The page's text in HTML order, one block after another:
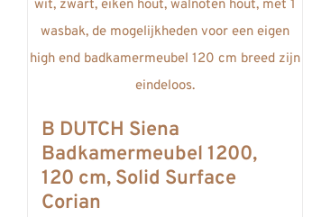
B DUTCH Siena
Badkamermeubel 1200,
120 cm, Solid Surface
Corian